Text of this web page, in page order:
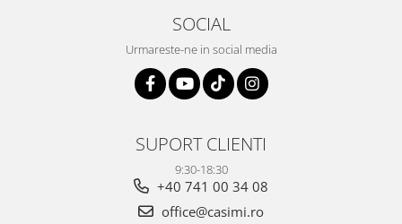
SOCIAL
Urmareste-ne in social media
SUPORT CLIENTI
9:30-18:30
+40 741 00 34 08
office@casimi.ro